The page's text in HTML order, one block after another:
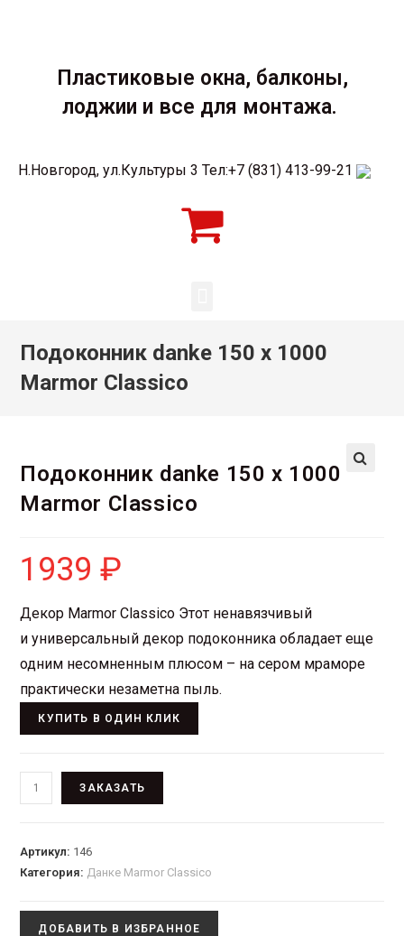
Пластиковые окна, балконы,
лоджии и все для монтажа.
Н.Новгород, ул.Культуры 3 Тел:+7 (831) 413-99-21
Подоконник danke 150 х 1000
Marmor Classico
Подоконник danke 150 х 1000
Marmor Classico
1939₽
Декор Marmor Classico Этот ненавязчивый
и универсальный декор подоконника обладает еще
одним несомненным плюсом – на сером мраморе
практически незаметна пыль.
КУПИТЬ В ОДИН КЛИК
ЗАКАЗАТЬ
Артикул: 146
Категория: Данке Marmor Classico
ДОБАВИТЬ В ИЗБРАННОЕ